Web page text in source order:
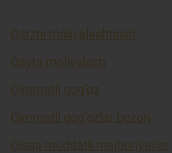
Qarzni moliyalashtirish
Qayta moliyalash
Qimmatli qog’oz
Qimmatli qog’ozlar bozori
Qisqa muddatli majburiyatlar